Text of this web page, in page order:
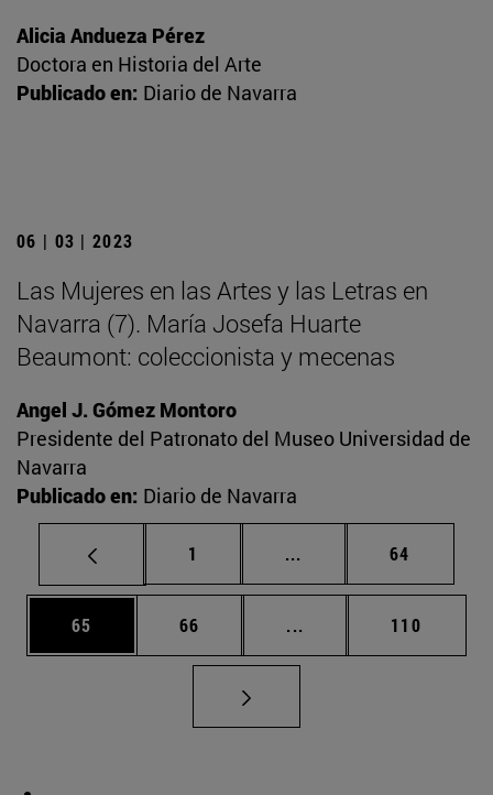
Alicia Andueza Pérez
Doctora en Historia del Arte
Publicado en: Diario de Navarra
06 | 03 | 2023
Las Mujeres en las Artes y las Letras en
Navarra (7). María Josefa Huarte
Beaumont: coleccionista y mecenas
Angel J. Gómez Montoro
Presidente del Patronato del Museo Universidad de
Navarra
Publicado en: Diario de Navarra
Página
1 ... Páginas intermedias
Página
64
Página
65 Página
66 ... Páginas intermedias
Página
110